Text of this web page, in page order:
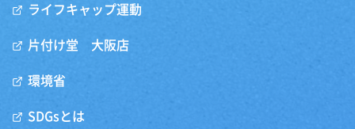
ライフキャップ運動
片付け堂 大阪店
環境省
SDGsとは